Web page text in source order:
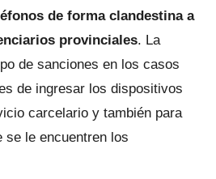
de forma clandestina a
provinciales. La
de sanciones en los casos
de ingresar los dispositivos
carcelario y también para
se le encuentren los